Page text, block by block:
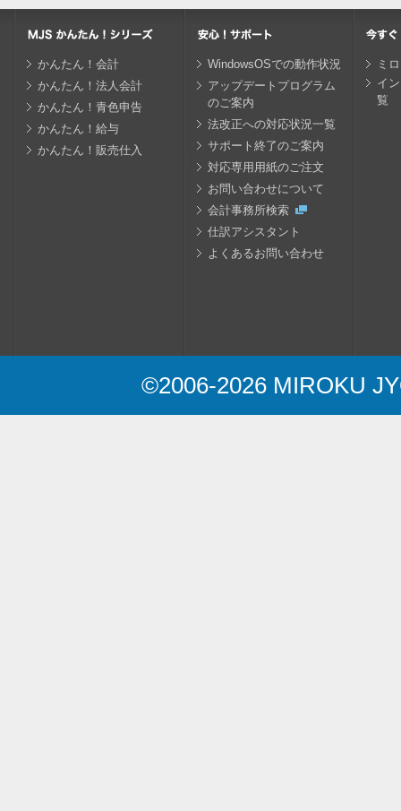
かんたん！会計
かんたん！法人会計
かんたん！青色申告
かんたん！給与
かんたん！販売仕入
WindowsOSでの動作状況
アップデートプログラム
のご案内
法改正への対応状況一覧
サポート終了のご案内
対応専用用紙のご注文
お問い合わせについて
会計事務所検索
仕訳アシスタント
よくあるお問い合わせ
ミ
イ
覧
©2006-2026 MIROKU